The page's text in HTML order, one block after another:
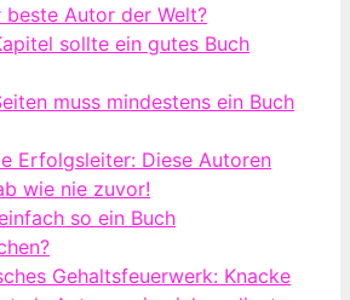
beste Autor der Welt?
sollte ein gutes Buch
muss mindestens ein Buch
Erfolgsleiter: Diese Autoren
wie nie zuvor!
so ein Buch
Gehaltsfeuerwerk: Knacke